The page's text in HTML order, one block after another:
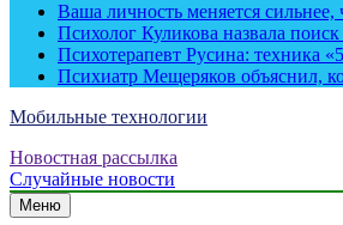
Ваша личность меняется
Психолог Куликова назвала
Психотерапевт Русина: техника
Психиатр Мещеряков объяснил,
Мобильные технологии
Новостная рассылка
Случайные новости
Меню